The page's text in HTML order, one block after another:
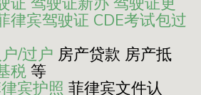
律宾驾驶证 CDE考试包过
/过户 房产贷款 房产抵
税 等
宾护照 菲律宾文件认